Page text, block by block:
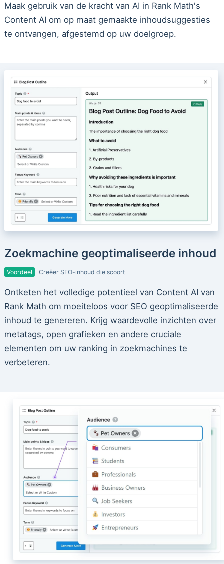
Maak gebruik van de kracht van AI in Rank Math's
Content AI om op maat gemaakte inhoudsuggesties
te ontvangen, afgestemd op uw doelgroep.
Zoekmachine geoptimaliseerde inhoud
Voordeel Creëer SEO-inhoud die scoort
Ontketen het volledige potentieel van Content AI van
Rank Math om moeiteloos voor SEO geoptimaliseerde
inhoud te genereren. Krijg waardevolle inzichten over
metatags, open grafieken en andere cruciale
elementen om uw ranking in zoekmachines te
verbeteren.